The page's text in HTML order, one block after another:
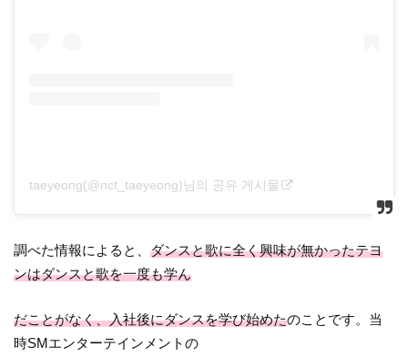
taeyeong(@nct_taeyeong)님의 공유 게시물
調べた情報によると、ダンスと歌に全く興味が無かったテヨ
ンはダンスと歌を一度も学ん
だことがなく、入社後にダンスを学び始めたのことです。当
時SMエンターテインメントの